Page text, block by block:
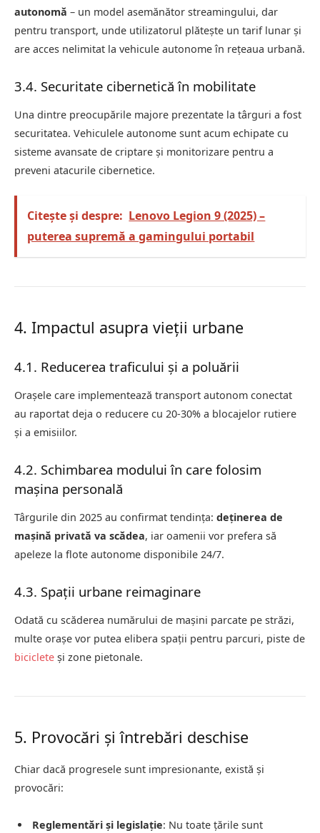
autonomă – un model asemănător streamingului, dar
pentru transport, unde utilizatorul plătește un tarif lunar și
are acces nelimitat la vehicule autonome în rețeaua urbană.
3.4. Securitate cibernetică în mobilitate
Una dintre preocupările majore prezentate la târguri a fost
securitatea. Vehiculele autonome sunt acum echipate cu
sisteme avansate de criptare și monitorizare pentru a
preveni atacurile cibernetice.
Citește și despre: Lenovo Legion 9 (2025) –
puterea supremă a gamingului portabil
4. Impactul asupra vieții urbane
4.1. Reducerea traficului și a poluării
Orașele care implementează transport autonom conectat
au raportat deja o reducere cu 20-30% a blocajelor rutiere
și a emisiilor.
4.2. Schimbarea modului în care folosim
mașina personală
Târgurile din 2025 au confirmat tendința: deținerea de
mașină privată va scădea, iar oamenii vor prefera să
apeleze la flote autonome disponibile 24/7.
4.3. Spații urbane reimaginare
Odată cu scăderea numărului de mașini parcate pe străzi,
multe orașe vor putea elibera spații pentru parcuri, piste de
biciclete și zone pietonale.
5. Provocări și întrebări deschise
Chiar dacă progresele sunt impresionante, există și
provocări:
Reglementări și legislație: Nu toate țările sunt